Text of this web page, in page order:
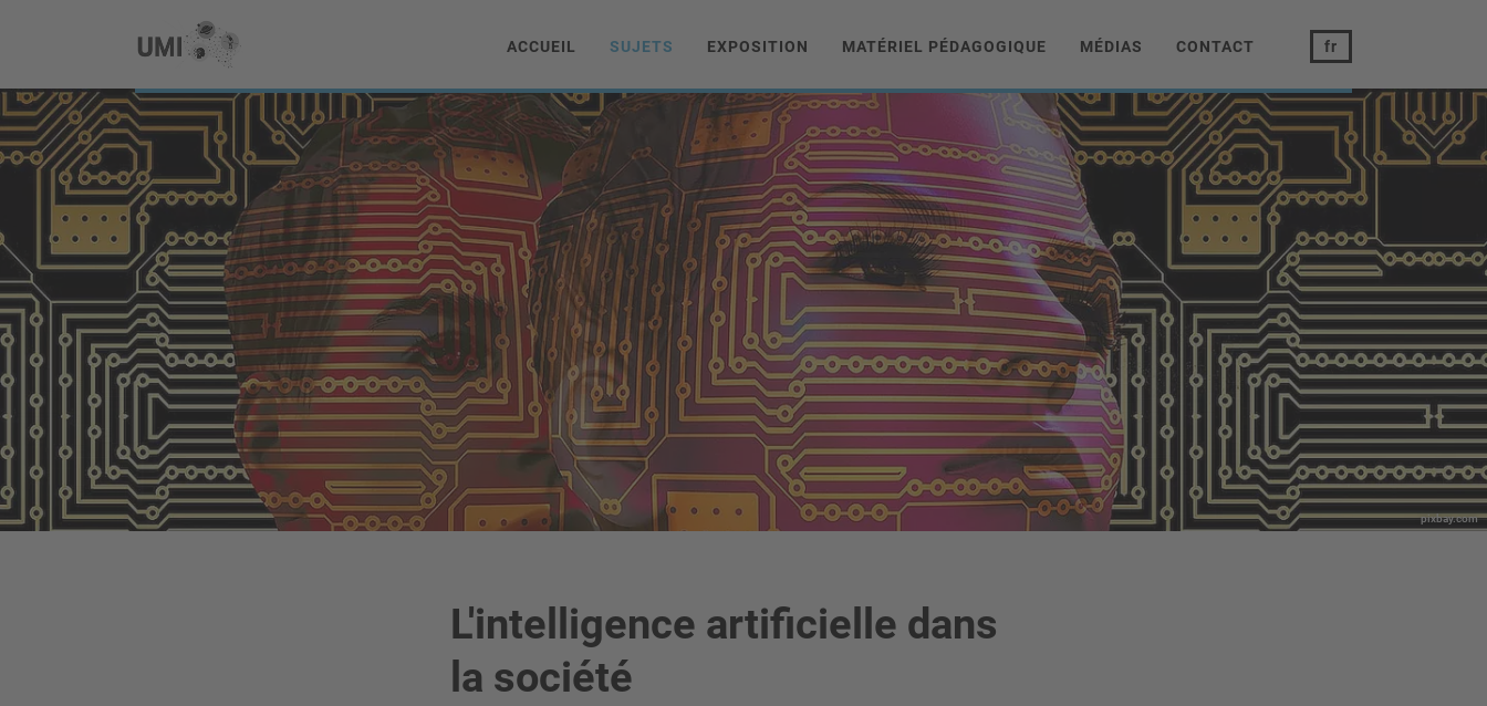
ACCUEIL SUJETS EXPOSITION MATÉRIEL PÉDAGOGIQUE MÉDIAS CONTACT fr
pixbay.com
L'intelligence artificielle dans
la société